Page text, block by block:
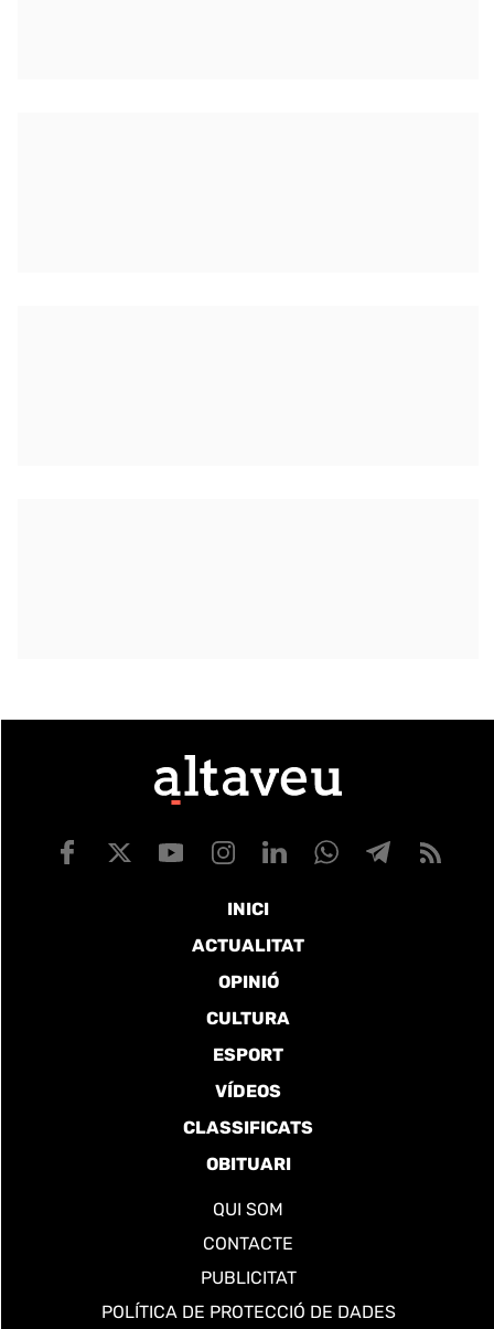
INICI
ACTUALITAT
OPINIÓ
CULTURA
ESPORT
VÍDEOS
CLASSIFICATS
OBITUARI
QUI SOM
CONTACTE
PUBLICITAT
POLÍTICA DE PROTECCIÓ DE DADES